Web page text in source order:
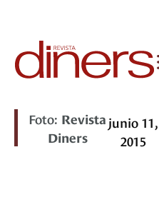
Foto: Revista
Diners
junio 11,
2015